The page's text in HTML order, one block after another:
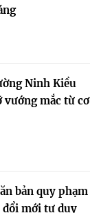
Ninh Kiều
vướng mắc từ cơ
bản quy phạm
mới tư duy